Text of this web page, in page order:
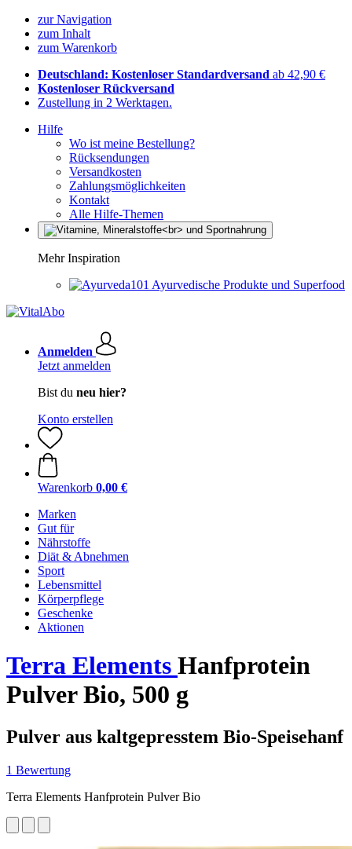
zur Navigation
zum Inhalt
zum Warenkorb
Deutschland: Kostenloser Standardversand ab 42,90 €
Kostenloser Rückversand
Zustellung in 2 Werktagen.
Hilfe
Wo ist meine Bestellung?
Rücksendungen
Versandkosten
Zahlungsmöglichkeiten
Kontakt
Alle Hilfe-Themen
Mehr Inspiration
Ayurvedische Produkte und Superfood
Anmelden
Jetzt anmelden
Bist du neu hier?
Konto erstellen
Warenkorb 0,00 €
Marken
Gut für
Nährstoffe
Diät & Abnehmen
Sport
Lebensmittel
Körperpflege
Geschenke
Aktionen
Terra Elements Hanfprotein
Pulver Bio, 500 g
Pulver aus kaltgepresstem Bio-Speisehanf
1 Bewertung
Terra Elements Hanfprotein Pulver Bio